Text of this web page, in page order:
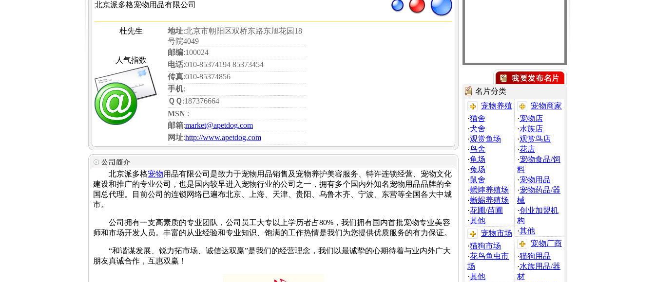
北京派多格宠物用品有限公司
杜先生
人气指数
地址:北京市朝阳区双桥东路东旭花园18
号院4049
邮编:100024
电话:010-85374194 85373454
传真:010-85374856
手机:
ＱＱ:187376664
MSN :
邮箱:market@apetdog.com
网址:http://www.apetdog.com
北京派多格宠物用品有限公司是致力于宠物用品销售及宠物养护美容服务、特许连锁经营、宠物文化
建设和推广的专业公司，也是国内较早进入宠物行业的公司之一，拥有多个国内外知名宠物用品品牌的全
国总代理。目前公司的连锁网络已遍布北京、上海、天津、贵阳、乌鲁木齐、宁波、东营等全国各大中城
市。
公司拥有一支高素质的专业团队，公司员工大专以上学历者占80%，我们拥有国内首批宠物专业美容
师和市场开发人员。丰富的从业经验和专业知识、饱满的工作热情是我们为您提供优质服务的有力保证。
“和谐谋发展、锐力拓市场、诚信达双赢”是我们的经营理念，我们以最诚挚的心期待着与业内外广大
朋友真诚合作，互惠双赢！
名片分类
宠物养殖
·猫舍
·犬舍
·观赏鱼场
·鸟舍
·龟场
·兔场
·鼠舍
·蟋蟀养殖场
·蜥蜴养殖场
·花圃/苗圃
·其他
宠物市场
·猫狗市场
·花鸟鱼虫市
场
·其他
宠物商家
·宠物店
·水族店
·观赏鸟店
·花店
·宠物食品/饲
料
·宠物用品
·宠物药品/器
械
·创业加盟机
构
·其他
宠物厂商
·猫狗用品
·水族用品/器
材